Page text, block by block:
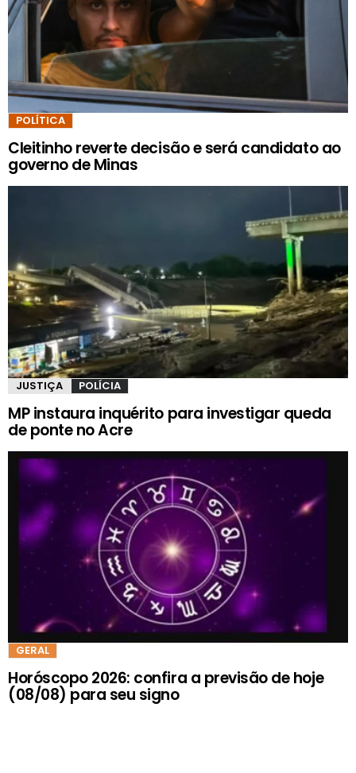
POLÍTICA
Cleitinho reverte decisão e será candidato ao
governo de Minas
JUSTIÇA POLÍCIA
MP instaura inquérito para investigar queda
de ponte no Acre
GERAL
Horóscopo 2026: confira a previsão de hoje
(08/08) para seu signo